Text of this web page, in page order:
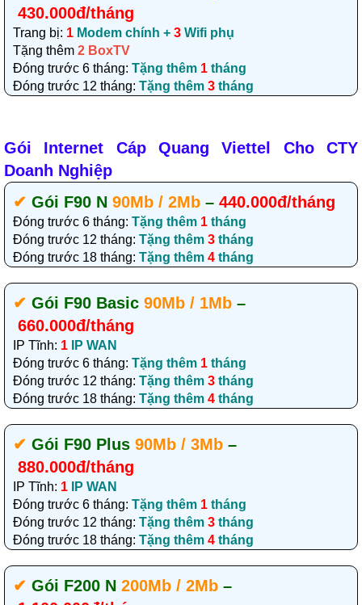
430.000đ/tháng
Trang bị: 1 Modem chính + 3 Wifi phụ
Tặng thêm 2 BoxTV
Đóng trước 6 tháng: Tặng thêm 1 tháng
Đóng trước 12 tháng: Tặng thêm 3 tháng
Gói Internet Cáp Quang Viettel Cho CTY
Doanh Nghiệp
✔‎ Gói F90 N 90Mb / 2Mb – 440.000đ/tháng
Đóng trước 6 tháng: Tặng thêm 1 tháng
Đóng trước 12 tháng: Tặng thêm 3 tháng
Đóng trước 18 tháng: Tặng thêm 4 tháng
✔‎ Gói F90 Basic 90Mb / 1Mb –
660.000đ/tháng
IP Tĩnh: 1 IP WAN
Đóng trước 6 tháng: Tặng thêm 1 tháng
Đóng trước 12 tháng: Tặng thêm 3 tháng
Đóng trước 18 tháng: Tặng thêm 4 tháng
✔‎ Gói F90 Plus 90Mb / 3Mb –
880.000đ/tháng
IP Tĩnh: 1 IP WAN
Đóng trước 6 tháng: Tặng thêm 1 tháng
Đóng trước 12 tháng: Tặng thêm 3 tháng
Đóng trước 18 tháng: Tặng thêm 4 tháng
✔‎ Gói F200 N 200Mb / 2Mb –